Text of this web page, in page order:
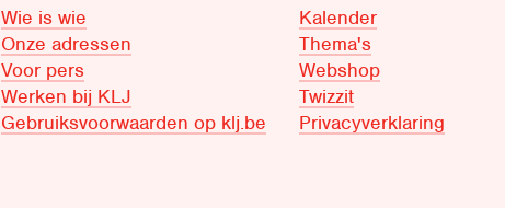
Wie is wie
Onze adressen
Voor pers
Werken bij KLJ
Gebruiksvoorwaarden op klj.be
Kalender
Thema's
Webshop
Twizzit
Privacyverklaring